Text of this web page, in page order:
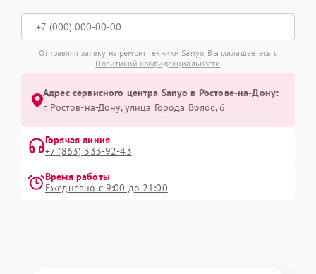
Отправляя заявку на ремонт техники Sanyo, Вы соглашаетесь с
Политикой конфиденциальности
Адрес сервисного центра Sanyo в Ростове-на-Дону:
г. Ростов-на-Дону, улица Города Волос, 6
Горячая линия
+7 (863) 333-92-43
Время работы
Ежедневно с 9:00 до 21:00